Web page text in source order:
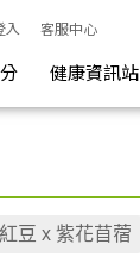
入 客服中心
健康資訊站
紅豆 x 紫花苜蓿